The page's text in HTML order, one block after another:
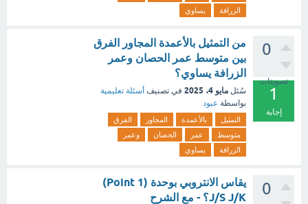
الزرافة
يساوي
0
تصويتات
1
إجابة
من التمثيل بالأعمدة المجاور الفرق
بين متوسط عمر الحصان وعمر
الزرافة يساوي؟
سُئل مايو 4، 2025 في تصنيف أسئلة تعليمية
بواسطة عبود
التمثيل بالأعمدة المجاور
الفرق
متوسط
عمر الحصان
وعمر
الزرافة
يساوي
0
يقاس الانتروبي بوحدة (1 Point)
J/S J/K؟ - مع الشرح